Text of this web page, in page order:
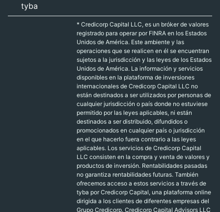
tyba
* Credicorp Capital LLC, es un bróker de valores
registrado para operar por FINRA en los Estados
Unidos de América. Este ambiente y las
operaciones que se realicen en él se encuentran
sujetos a la jurisdicción y las leyes de los Estados
Unidos de América. La información y servicios
disponibles en la plataforma de inversiones
internacionales de Credicorp Capital LLC no
están destinados a ser utilizados por personas de
cualquier jurisdicción o país donde no estuviese
permitido por las leyes aplicables, ni están
destinados a ser distribuido, difundidos o
promocionados en cualquier país o jurisdicción
en el que hacerlo fuera contrario a las leyes
aplicables. Los servicios de Credicorp Capital
LLC consisten en la compra y venta de valores y
productos de inversión. Rentabilidades pasadas
no garantiza rentabilidades futuras. También
ofrecemos acceso a estos servicios a través de
tyba por Credicorp Capital, una plataforma online
dirigida a los clientes de diferentes empresas del
Grupo Credicorp. Credicorp Capital Advisors LLC